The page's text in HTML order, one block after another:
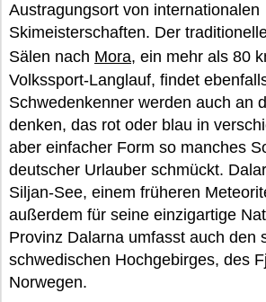
Austragungsort von internationalen
Skimeisterschaften. Der
Sälen nach Mora, ein mehr als 80
Volkssport-Langlauf, findet
Schwedenkenner werden auch an
denken, das rot oder blau in
aber einfacher Form so manches
deutscher Urlauber schmückt.
Siljan-See, einem früheren
außerdem für seine einzigartige
Provinz Dalarna umfasst auch den
schwedischen Hochgebirges, des
Norwegen.